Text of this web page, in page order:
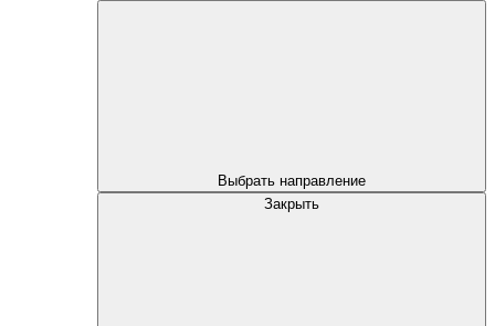
Выбрать направление
Закрыть